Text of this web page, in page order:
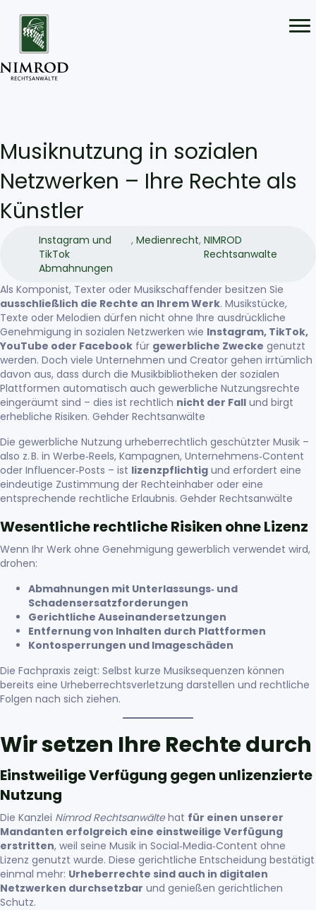
Musiknutzung in sozialen
Netzwerken – Ihre Rechte als
Künstler
Instagram und
TikTok
Abmahnungen
, Medienrecht, NIMROD
Rechtsanwalte
Als Komponist, Texter oder Musikschaffender besitzen Sie
ausschließlich die Rechte an Ihrem Werk. Musikstücke,
Texte oder Melodien dürfen nicht ohne Ihre ausdrückliche
Genehmigung in sozialen Netzwerken wie Instagram, TikTok,
YouTube oder Facebook für gewerbliche Zwecke genutzt
werden. Doch viele Unternehmen und Creator gehen irrtümlich
davon aus, dass durch die Musikbibliotheken der sozialen
Plattformen automatisch auch gewerbliche Nutzungsrechte
eingeräumt sind – dies ist rechtlich nicht der Fall und birgt
erhebliche Risiken. Gehder Rechtsanwälte
Die gewerbliche Nutzung urheberrechtlich geschützter Musik –
also z. B. in Werbe‑Reels, Kampagnen, Unternehmens‑Content
oder Influencer‑Posts – ist lizenzpflichtig und erfordert eine
eindeutige Zustimmung der Rechteinhaber oder eine
entsprechende rechtliche Erlaubnis. Gehder Rechtsanwälte
Wesentliche rechtliche Risiken ohne Lizenz
Wenn Ihr Werk ohne Genehmigung gewerblich verwendet wird,
drohen:
Abmahnungen mit Unterlassungs‑ und
Schadensersatzforderungen
Gerichtliche Auseinandersetzungen
Entfernung von Inhalten durch Plattformen
Kontosperrungen und Imageschäden
Die Fachpraxis zeigt: Selbst kurze Musiksequenzen können
bereits eine Urheberrechtsverletzung darstellen und rechtliche
Folgen nach sich ziehen.
Wir setzen Ihre Rechte durch
Einstweilige Verfügung gegen unlizenzierte
Nutzung
Die Kanzlei Nimrod Rechtsanwältehat für einen unserer
Mandanten erfolgreich eine einstweilige Verfügung
erstritten, weil seine Musik in Social‑Media‑Content ohne
Lizenz genutzt wurde. Diese gerichtliche Entscheidung bestätigt
einmal mehr: Urheberrechte sind auch in digitalen
Netzwerken durchsetzbar und genießen gerichtlichen
Schutz.